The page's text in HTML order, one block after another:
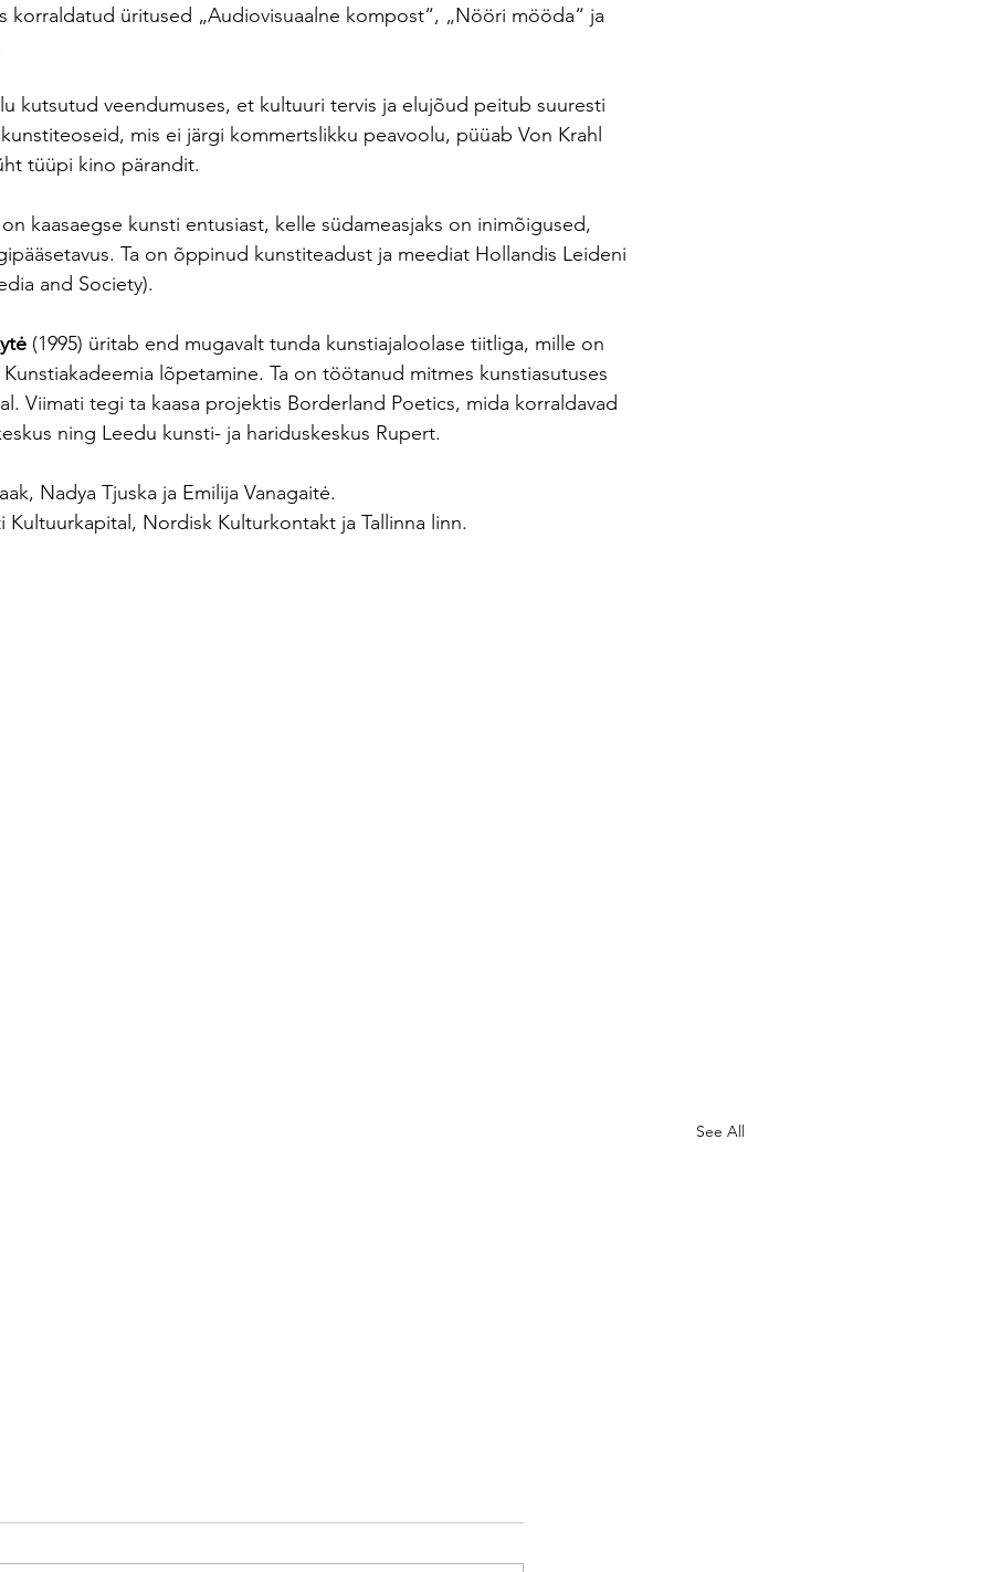
korraldatud üritused „Audiovisuaalne kompost“, „Nööri mööda“ ja
kutsutud veendumuses, et kultuuri tervis ja elujõud peitub suuresti
mis ei järgi kommertslikku peavoolu, püüab Von Krahl
tüüpi kino pärandit.
on kaasaegse kunsti entusiast, kelle südameasjaks on inimõigused,
Ta on õppinud kunstiteadust ja meediat Hollandis Leideni
and Society).
(1995) üritab end mugavalt tunda kunstiajaloolase tiitliga, mille on
lõpetamine. Ta on töötanud mitmes kunstiasutuses
Viimati tegi ta kaasa projektis Borderland Poetics, mida korraldavad
ning Leedu kunsti- ja hariduskeskus Rupert.
Nadya Tjuska ja Emilija Vanagaitė.
Kultuurkapital, Nordisk Kulturkontakt ja Tallinna linn.
See All